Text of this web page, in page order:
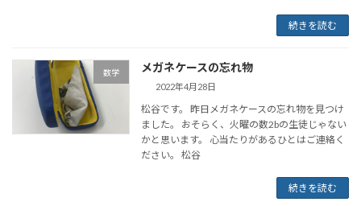
続きを読む
数学 メガネケースの忘れ物
2022年4月28日
松谷です。 昨日メガネケースの忘れ物を見つけ
ました。 おそらく、火曜の数2bの生徒じゃない
かと思います。 心当たりがあるひとはご連絡く
ださい。 松谷
続きを読む